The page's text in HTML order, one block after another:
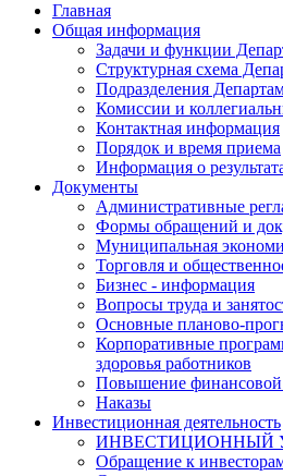
Главная
Общая информация
Задачи и функции
Структурная схема
Подразделения
Комиссии и
Контактная информация
Порядок и время приема
Информация о
Документы
Административные
Формы обращений и
Муниципальная
Торговля и
Бизнес - информация
Вопросы труда и
Основные планово-
Корпоративные
здоровья работников
Повышение финансовой
Наказы
Инвестиционная деятельность
ИНВЕСТИЦИОННЫЙ
Обращение к